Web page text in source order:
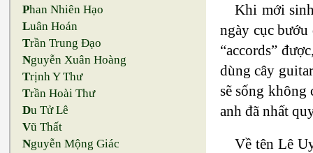
Phan Nhiên Hạo
Luân Hoán
Trần Trung Đạo
Nguyễn Xuân Hoàng
Trịnh Y Thư
Trần Hoài Thư
Du Tử Lê
Vũ Thất
Nguyễn Mộng Giác
Khi mới
ngày cục
“accords”
dùng cây
sẽ sống
anh đã nhất
Về tên Lê